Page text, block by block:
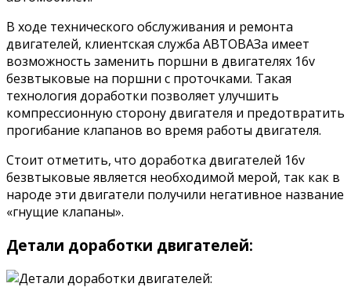
В ходе технического обслуживания и ремонта
двигателей, клиентская служба АВТОВАЗа имеет
возможность заменить поршни в двигателях 16v
безвтыковые на поршни с проточками. Такая
технология доработки позволяет улучшить
компрессионную сторону двигателя и предотвратить
прогибание клапанов во время работы двигателя.
Стоит отметить, что доработка двигателей 16v
безвтыковые является необходимой мерой, так как в
народе эти двигатели получили негативное название
«гнущие клапаны».
Детали доработки двигателей: